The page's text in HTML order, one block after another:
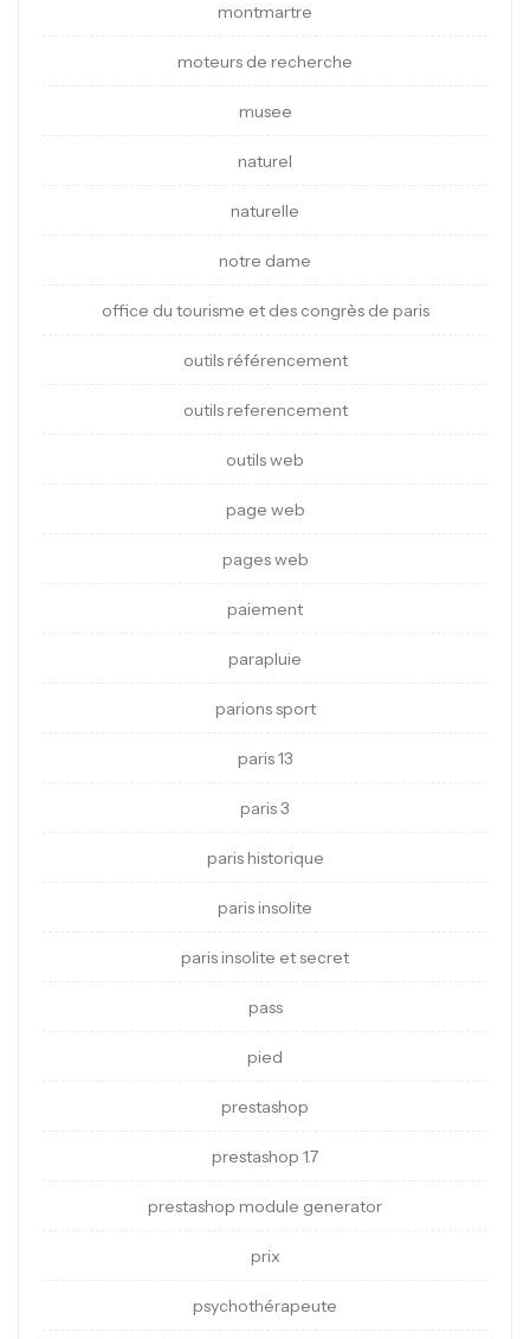
montmartre
moteurs de recherche
musee
naturel
naturelle
notre dame
office du tourisme et des congrès de paris
outils référencement
outils referencement
outils web
page web
pages web
paiement
parapluie
parions sport
paris 13
paris 3
paris historique
paris insolite
paris insolite et secret
pass
pied
prestashop
prestashop 1.7
prestashop module generator
prix
psychothérapeute